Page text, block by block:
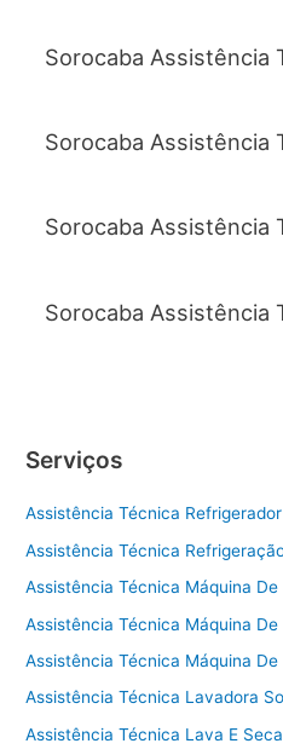
Sorocaba Assistência
Sorocaba Assistência
Sorocaba Assistência
Sorocaba Assistência
Serviços
Assistência Técnica
Assistência Técnica
Assistência Técnica Máquina
Assistência Técnica Máquina
Assistência Técnica Máquina
Assistência Técnica Lavadora
Assistência Técnica Lava E